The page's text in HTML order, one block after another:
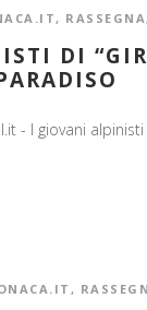
, RASSEGNA
DI
- I giovani
,